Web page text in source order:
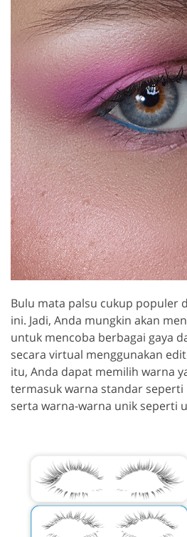
Bulu mata palsu cukup populer
ini. Jadi, Anda mungkin akan
untuk mencoba berbagai gaya
secara virtual menggunakan
itu, Anda dapat memilih warna
termasuk warna standar seperti
serta warna-warna unik seperti